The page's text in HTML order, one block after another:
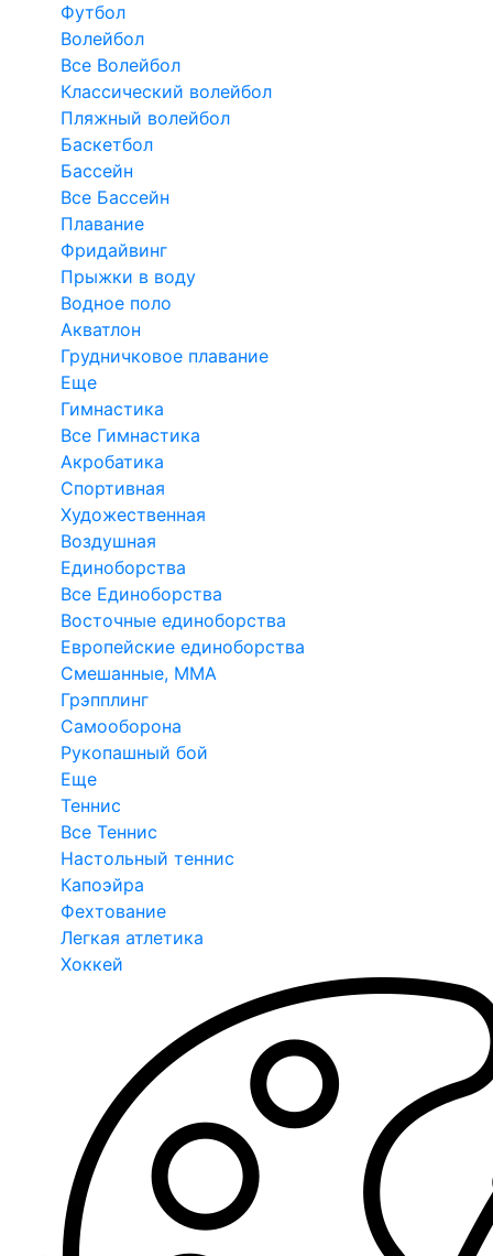
Футбол
Волейбол
Все Волейбол
Классический волейбол
Пляжный волейбол
Баскетбол
Бассейн
Все Бассейн
Плавание
Фридайвинг
Прыжки в воду
Водное поло
Акватлон
Грудничковое плавание
Еще
Гимнастика
Все Гимнастика
Акробатика
Спортивная
Художественная
Воздушная
Единоборства
Все Единоборства
Восточные единоборства
Европейские единоборства
Смешанные, ММА
Грэпплинг
Самооборона
Рукопашный бой
Еще
Теннис
Все Теннис
Настольный теннис
Капоэйра
Фехтование
Легкая атлетика
Хоккей